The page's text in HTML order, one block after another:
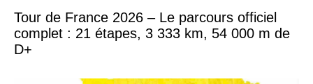
Tour de France 2026 – Le parcours officiel
complet : 21 étapes, 3 333 km, 54 000 m de
D+